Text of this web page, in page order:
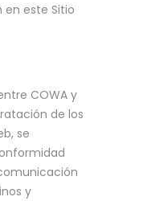
este Sitio
COWA y
de los
se
y